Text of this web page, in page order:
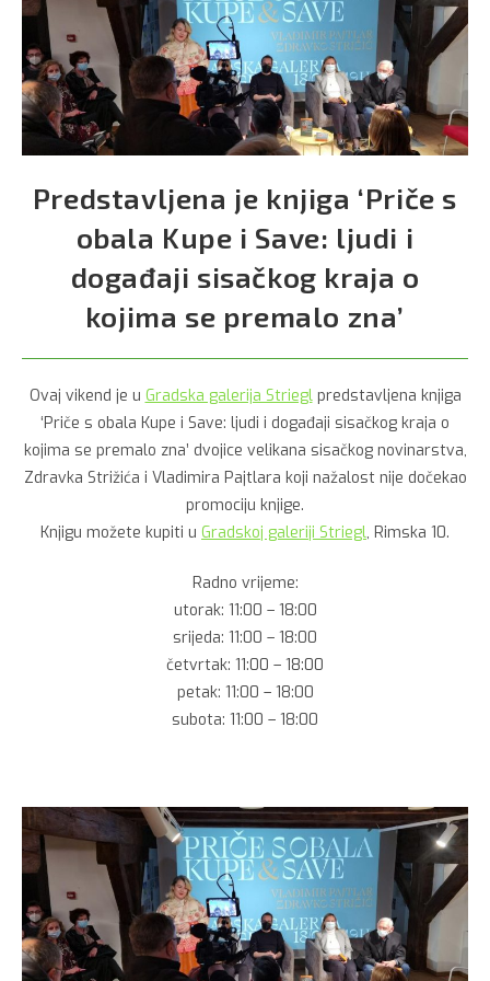
Predstavljena je knjiga ‘Priče s
obala Kupe i Save: ljudi i
događaji sisačkog kraja o
kojima se premalo zna’
Ovaj vikend je u Gradska galerija Strieglpredstavljena knjiga
‘Priče s obala Kupe i Save: ljudi i događaji sisačkog kraja o
kojima se premalo zna’ dvojice velikana sisačkog novinarstva,
Zdravka Strižića i Vladimira Pajtlara koji nažalost nije dočekao
promociju knjige.
Knjigu možete kupiti u Gradskoj galeriji Striegl, Rimska 10.
Radno vrijeme:
utorak: 11:00 – 18:00
srijeda: 11:00 – 18:00
četvrtak: 11:00 – 18:00
petak: 11:00 – 18:00
subota: 11:00 – 18:00